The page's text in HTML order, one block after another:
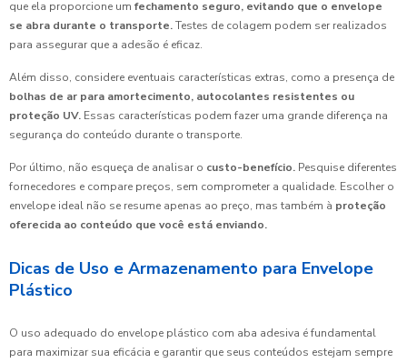
que ela proporcione um fechamento seguro, evitando que o envelope
se abra durante o transporte.Testes de colagem podem ser realizados
para assegurar que a adesão é eficaz.
Além disso, considere eventuais características extras, como a presença de
bolhas de ar para amortecimento, autocolantes resistentes ou
proteção UV. Essas características podem fazer uma grande diferença na
segurança do conteúdo durante o transporte.
Por último, não esqueça de analisar o custo-benefício. Pesquise diferentes
fornecedores e compare preços, sem comprometer a qualidade. Escolher o
envelope ideal não se resume apenas ao preço, mas também à proteção
oferecida ao conteúdo que você está enviando.
Dicas de Uso e Armazenamento para Envelope
Plástico
O uso adequado do envelope plástico com aba adesiva é fundamental
para maximizar sua eficácia e garantir que seus conteúdos estejam sempre